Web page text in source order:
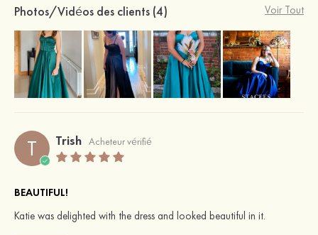
Photos/Vidéos des clients (4) Voir Tout
T Trish Acheteur vérifié
BEAUTIFUL!
Katie was delighted with the dress and looked beautiful in it.